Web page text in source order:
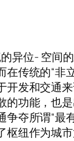
的异位- 空
传统的“非
开发和交通
的功能，也
争夺所谓“
纽作为城市